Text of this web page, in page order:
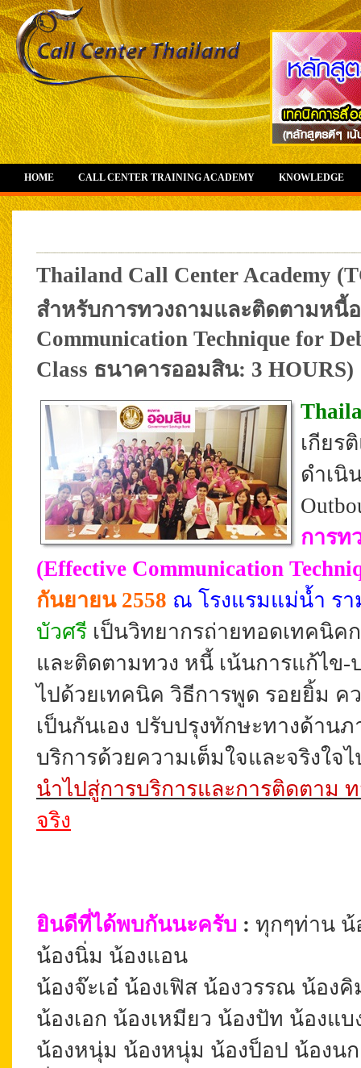
HOME CALL CENTER TRAINING ACADEMY KNOWLEDGE
Thailand Call Center Academy
สำหรับการทวงถามและติดตามหนี้
Communication Technique for
Class ธนาคารออมสิน: 3 HOURS)
เกียร
ดำเนิ
การท
(Effective Communication
กันยายน 2558 ณ โรงแรมแม่น้ำ ร
บัวศรี เป็นวิทยากรถ่ายทอดเทคนิค
และติดตามทวง หนี้ เน้นการแก้ไข
ไปด้วยเทคนิค วิธีการพูด รอยยิ้ม
เป็นกันเอง ปรับปรุงทักษะทางด้าน
บริการด้วยความเต็มใจและจริงใจ
นำไปสู่การบริการและการติดตาม
จริง
ยินดีที่ได้พบกันนะครับ : ทุกๆท่าน น้
น้องนิ่ม น้องแอน
น้องจ๊ะเอ๋ น้องเฟิส น้องวรรณ น้อง
น้องเอก น้องเหมียว น้องปัท น้องแบ
น้องหนุ่ม น้องหนุ่ม น้องป็อป น้องน